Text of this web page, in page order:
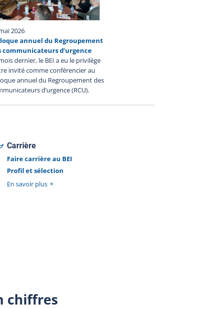
policière. Le BEI enquête dans tous les cas
personne, autre qu'un policier en service,
subit une blessure grave ou est blessée par une
à feu utilisée par un policier lors d'une
policière ou durant sa détention par un
de police.
2026
annuel du Regroupement
communicateurs d’urgence
dernier, le BEI a eu le privilège
invité comme conférencier au
annuel du Regroupement des
d’urgence (RCU).
Carrière
Faire carrière au BEI
Profil et sélection
En savoir plus
chiffres